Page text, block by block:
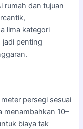
rumah dan tujuan
lima kategori
jadi penting
persegi sesuai
menambahkan 10–
biaya tak